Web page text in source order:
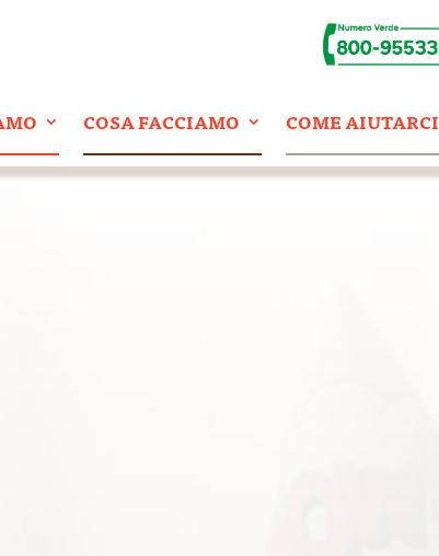
COSA FACCIAMO COME AIUTARCI